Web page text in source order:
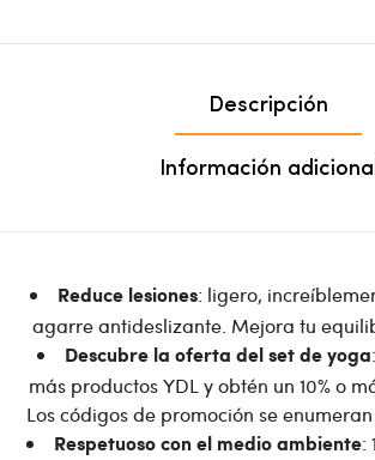
Descripción
Información
Reduce lesiones: ligero,
agarre antideslizante. Mejora tu
Descubre la oferta del set de yoga
más productos YDL y obtén un 10% o
Los códigos de promoción se
Respetuoso con el medio ambiente: